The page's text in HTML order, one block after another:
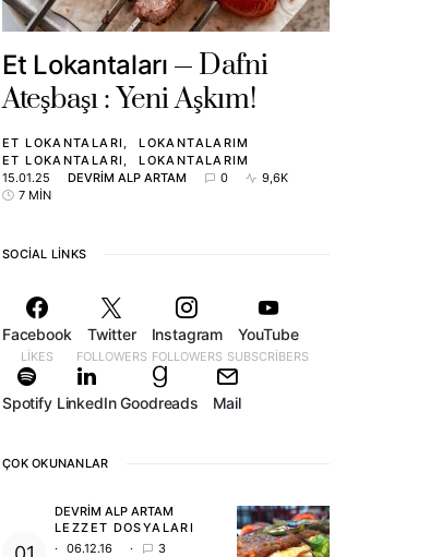
Et Lokantaları
Dafni
Ateşbaşı : Yeni Aşkım!
ET LOKANTALARI
LOKANTALARIM
ET LOKANTALARI
LOKANTALARIM
15.01.25
DEVRIM ALP ARTAM 0
9,6K
7 MIN
SOCIAL LINKS
Facebook
LIKES
Twitter
FOLLOWERS
Instagram
FOLLOWERS
YouTube
SUBSCRIBERS
Spotify LinkedIn Goodreads Mail
ÇOK OKUNANLAR
DEVRIM ALP ARTAM
LEZZET DOSYALARI
06.12.16
3